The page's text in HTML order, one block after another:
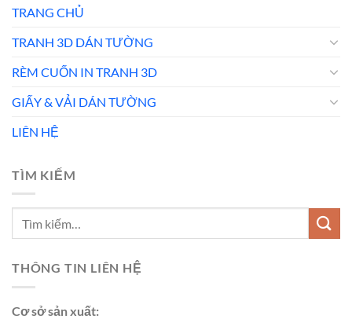
TRANG CHỦ
TRANH 3D DÁN TƯỜNG
RÈM CUỐN IN TRANH 3D
GIẤY & VẢI DÁN TƯỜNG
LIÊN HỆ
TÌM KIẾM
THÔNG TIN LIÊN HỆ
Cơ sở sản xuất: